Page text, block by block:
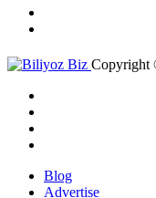
Copyright
Blog
Advertise